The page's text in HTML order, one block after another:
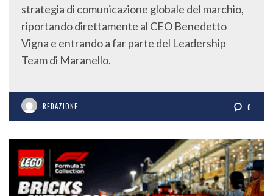
strategia di comunicazione globale del marchio,
riportando direttamente al CEO Benedetto
Vigna e entrando a far parte del Leadership
Team di Maranello.
REDAZIONE 0